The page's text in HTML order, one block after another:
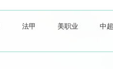
法甲 美职业
中超